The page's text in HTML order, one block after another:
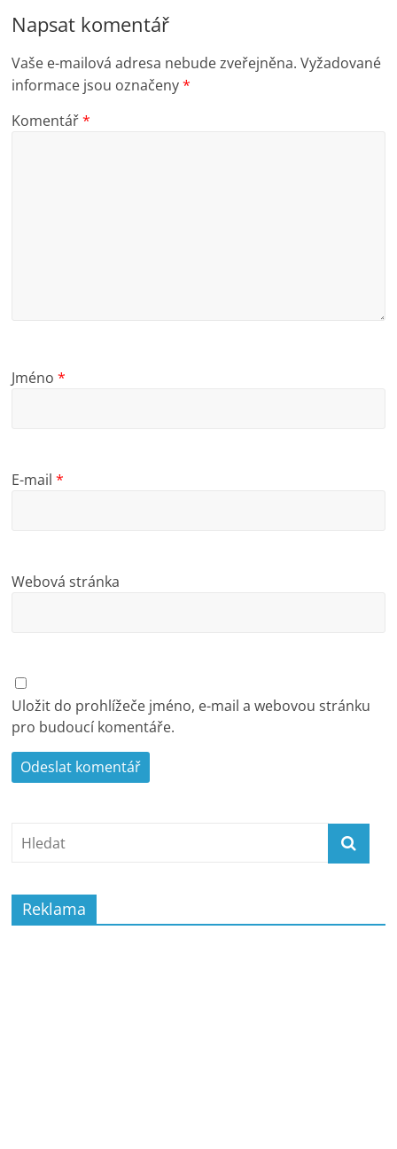
Napsat komentář
Vaše e-mailová adresa nebude zveřejněna. Vyžadované
informace jsou označeny*
Komentář*
Jméno*
E-mail*
Webová stránka
Uložit do prohlížeče jméno, e-mail a webovou stránku
pro budoucí komentáře.
Reklama